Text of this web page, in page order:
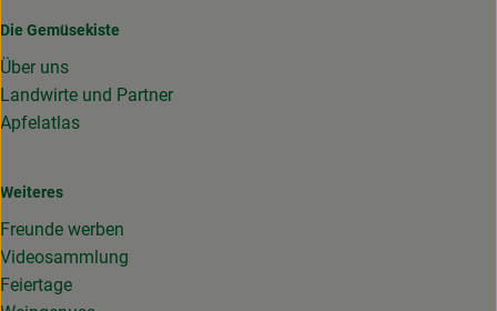
Die Gemüsekiste
Über uns
Landwirte und Partner
Apfelatlas
Weiteres
Freunde werben
Videosammlung
Feiertage